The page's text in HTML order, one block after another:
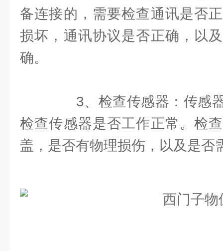
备连接的，需要检查通讯是否
损坏，通讯协议是否正确，以
确。
3、检查传感器：传感器
检查传感器是否工作正常。检
盖，是否有物理损伤，以及是否